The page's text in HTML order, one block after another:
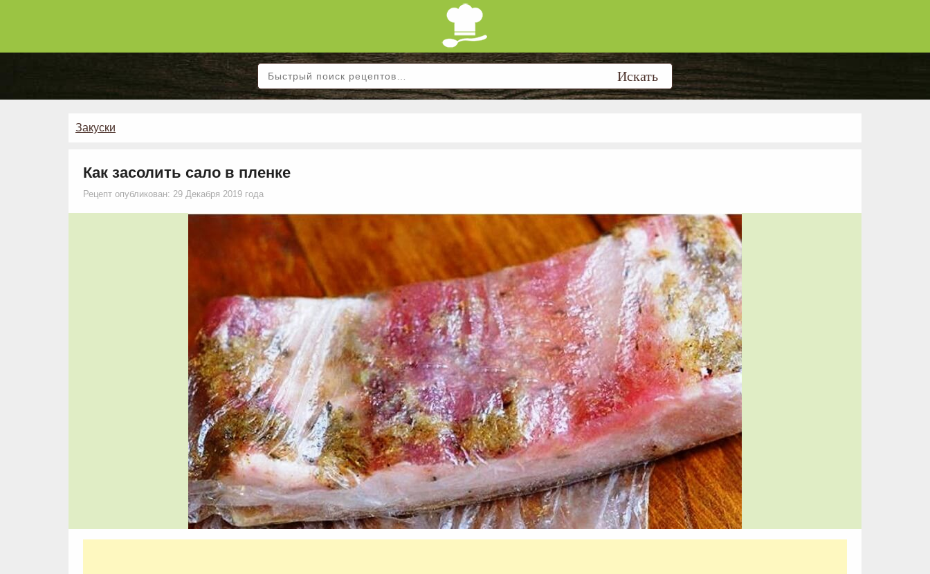
Закуски
Как засолить сало в пленке
Рецепт опубликован: 29 Декабря 2019 года